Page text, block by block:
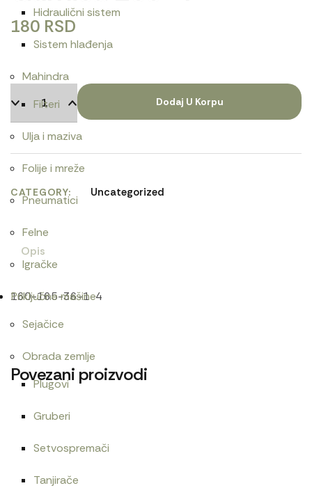
Hidraulični sistem
Sistem hlađenja
Mahindra
Filteri
Ulja i maziva
Folije i mreže
Pneumatici
Felne
Igračke
Priključne mašine
Sejačice
Obrada zemlje
Plugovi
Gruberi
Setvospremači
Tanjirače
180 RSD
Dodaj U Korpu
CATEGORY Uncategorized
Opis
160-165-36-1-4
Povezani proizvodi